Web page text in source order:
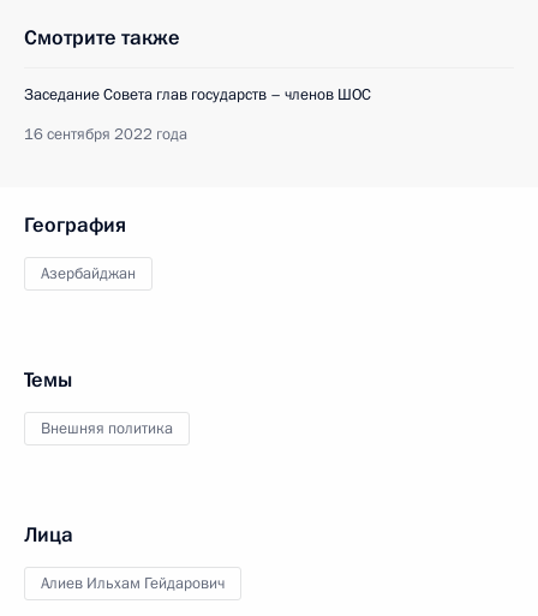
Смотрите также
Заседание Совета глав государств – членов ШОС
16 сентября 2022 года
География
Азербайджан
Темы
Внешняя политика
Лица
Алиев Ильхам Гейдарович